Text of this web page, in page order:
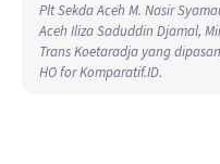
Plt Sekda Aceh M. Nasir
Aceh Iliza Saduddin Djamal,
Trans Koetaradja yang
HO for Komparatif.ID.